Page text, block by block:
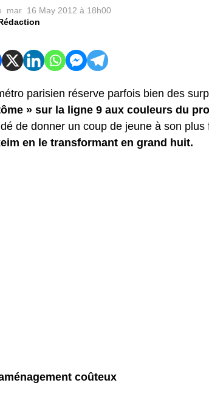
mar 16 May 2012 à 18h00
parisien réserve parfois bien des
» sur la ligne 9 aux couleurs du
de donner un coup de jeune à son
en le transformant en grand huit.
coûteux